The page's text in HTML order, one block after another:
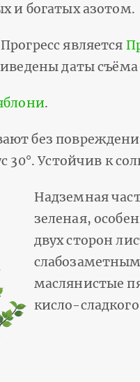
и богатых азотом.
является
даты
.
без
30°. Устойчив к
Надземная
зеленая,
двух сторон
маслянистые
кисло-